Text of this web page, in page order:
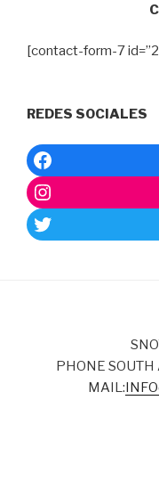
C
[contact-form-7
REDES SOCIALES
PHONE
MAIL: